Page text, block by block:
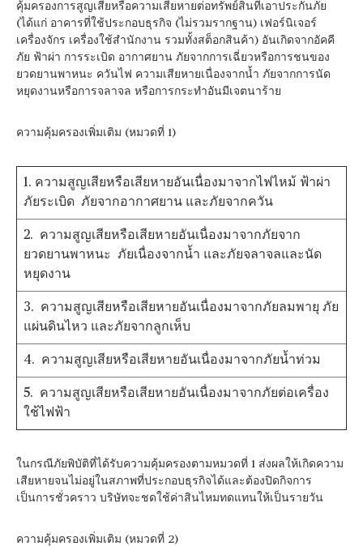
คุ้มครองการสูญเสียหรือความเสียหายต่อทรัพย์สินที่เอาประกันภัย
(ได้แก่ อาคารที่ใช้ประกอบธุรกิจ (ไม่รวมรากฐาน) เฟอร์นิเจอร์
เครื่องจักร เครื่องใช้สำนักงาน รวมทั้งสต็อกสินค้า) อันเกิดจากอัคคี
ภัย ฟ้าผ่า การระเบิด อากาศยาน ภัยจากการเฉี่ยวหรือการชนของ
ยวดยานพาหนะ ควันไฟ ความเสียหายเนื่องจากน้ำ ภัยจากการนัด
หยุดงานหรือการจลาจล หรือการกระทำอันมีเจตนาร้าย
ความคุ้มครองเพิ่มเติม (หมวดที่ 1)
1. ความสูญเสียหรือเสียหายอันเนื่องมาจากไฟไหม้ ฟ้าผ่า
ภัยระเบิด ภัยจากอากาศยาน และภัยจากควัน
2. ความสูญเสียหรือเสียหายอันเนื่องมาจากภัยจาก
ยวดยานพาหนะ ภัยเนื่องจากน้ำ และภัยจลาจลและนัด
หยุดงาน
3. ความสูญเสียหรือเสียหายอันเนื่องมาจากภัยลมพายุ ภัย
แผ่นดินไหว และภัยจากลูกเห็บ
4. ความสูญเสียหรือเสียหายอันเนื่องมาจากภัยน้ำท่วม
5. ความสูญเสียหรือเสียหายอันเนื่องมาจากภัยต่อเครื่อง
ใช้ไฟฟ้า
ในกรณีภัยพิบัติที่ได้รับความคุ้มครองตามหมวดที่ 1 ส่งผลให้เกิดความ
เสียหายจนไม่อยู่ในสภาพที่ประกอบธุรกิจได้และต้องปิดกิจการ
เป็นการชั่วคราว บริษัทจะชดใช้ค่าสินไหมทดแทนให้เป็นรายวัน
ความคุ้มครองเพิ่มเติม (หมวดที่ 2)